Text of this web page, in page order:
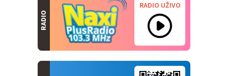
RADIO
RADIO UŽIVO